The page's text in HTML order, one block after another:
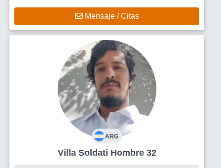
Mensaje / Citas
ARG
Villa Soldati Hombre 32